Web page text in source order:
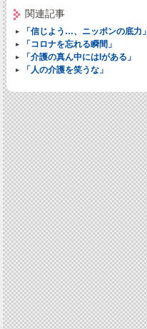
関連記事
「信じよう…、ニッポンの底力」
「コロナを忘れる瞬間」
「介護の真ん中にはIがある」
「人の介護を笑うな」